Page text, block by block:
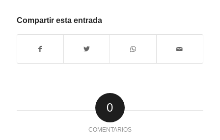
Compartir esta entrada
0
COMENTARIOS